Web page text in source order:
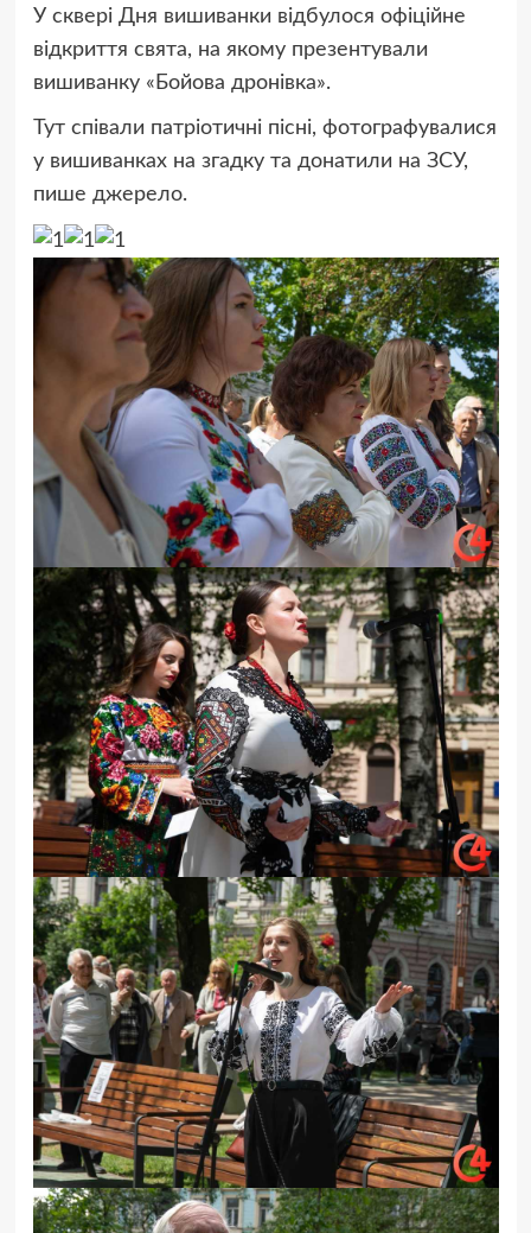
У сквері Дня вишиванки відбулося офіційне
відкриття свята, на якому презентували
вишиванку «Бойова дронівка».
Тут співали патріотичні пісні, фотографувалися
у вишиванках на згадку та донатили на ЗСУ,
пише джерело.